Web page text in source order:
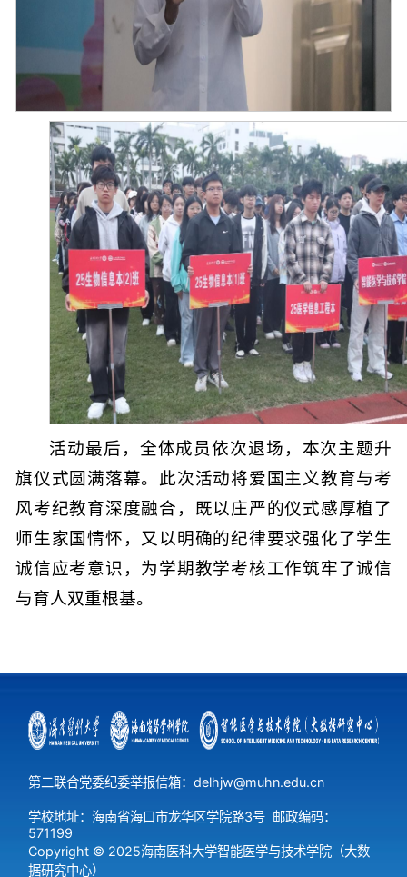
活动最后，全体成员依次退场，本次主题升
旗仪式圆满落幕。此次活动将爱国主义教育与考
风考纪教育深度融合，既以庄严的仪式感厚植了
师生家国情怀，又以明确的纪律要求强化了学生
诚信应考意识，为学期教学考核工作筑牢了诚信
与育人双重根基。
第二联合党委纪委举报信箱：delhjw@muhn.edu.cn
学校地址：海南省海口市龙华区学院路3号 邮政编码：
571199
Copyright © 2025海南医科大学智能医学与技术学院（大数
据研究中心）